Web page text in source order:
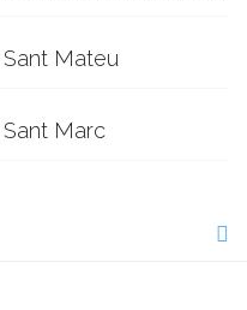
Sant Mateu
Sant Marc